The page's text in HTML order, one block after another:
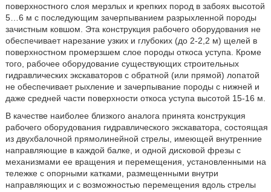
поверхностного слоя мерзлых и крепких пород в забоях высотой
5…6 м с последующим зачерпыванием разрыхленной породы
зачистным ковшом. Эта конструкция рабочего оборудования не
обеспечивает нарезание узких и глубоких (до 2-2,2 м) щелей в
поверхностном промерзшем слое породы откоса уступа. Кроме
того, рабочее оборудование существующих строительных
гидравлических экскаваторов с обратной (или прямой) лопатой
не обеспечивает рыхление и зачерпывание породы с нижней и
даже средней части поверхности откоса уступа высотой 15-16 м.
В качестве наиболее близкого аналога принята конструкция
рабочего оборудования гидравлического экскаватора, состоящая
из двухбалочной прямолинейной стрелы, имеющей внутренние
направляющие в каждой балке, и одной дисковой фрезы с
механизмами ее вращения и перемещения, установленными на
тележке с опорными катками, размещенными внутри
направляющих и с возможностью перемещения вдоль стрелы